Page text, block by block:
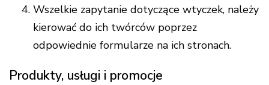
Wszelkie zapytanie dotyczące wtyczek, należy
kierować do ich twórców poprzez
odpowiednie formularze na ich stronach.
Produkty, usługi i promocje